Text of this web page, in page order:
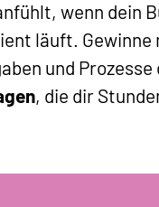
wenn dein
läuft. Gewinne
und
, die dir